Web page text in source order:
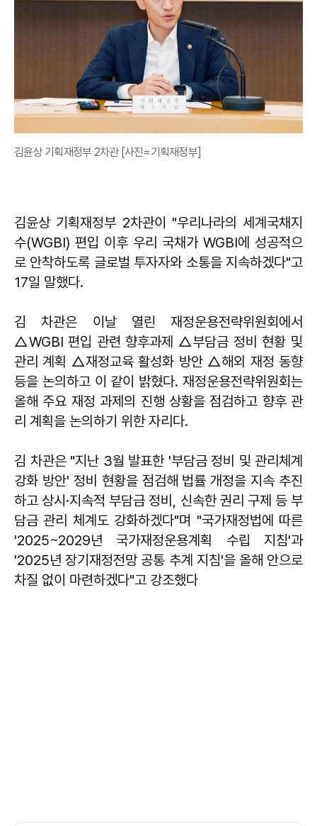
김윤상 기획재정부 2차관 [사진=기획재정부]
김윤상 기획재정부 2차관이 "우리나라의 세계국채지
수(WGBI) 편입 이후 우리 국채가 WGBI에 성공적으
로 안착하도록 글로벌 투자자와 소통을 지속하겠다"고
17일 말했다.
김 차관은 이날 열린 재정운용전략위원회에서
△WGBI 편입 관련 향후과제 △부담금 정비 현황 및
관리 계획 △재정교육 활성화 방안 △해외 재정 동향
등을 논의하고 이 같이 밝혔다. 재정운용전략위원회는
올해 주요 재정 과제의 진행 상황을 점검하고 향후 관
리 계획을 논의하기 위한 자리다.
김 차관은 "지난 3월 발표한 '부담금 정비 및 관리체계
강화 방안' 정비 현황을 점검해 법률 개정을 지속 추진
하고 상시·지속적 부담금 정비, 신속한 권리 구제 등 부
담금 관리 체계도 강화하겠다"며 "국가재정법에 따른
'2025~2029년 국가재정운용계획 수립 지침'과
'2025년 장기재정전망 공통 추계 지침'을 올해 안으로
차질 없이 마련하겠다"고 강조했다